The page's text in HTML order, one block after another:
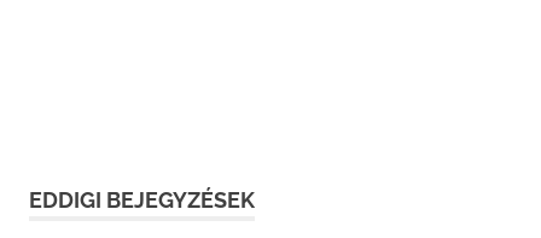
EDDIGI BEJEGYZÉSEK